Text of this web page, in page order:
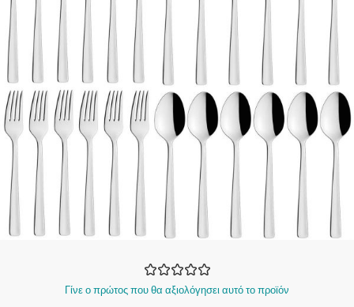
Γίνε ο πρώτος που θα αξιολόγησει αυτό το προϊόν